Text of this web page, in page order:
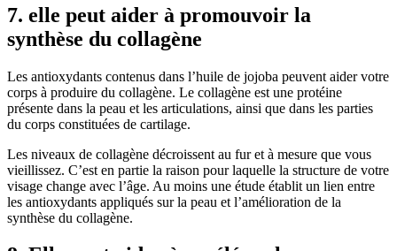
7. elle peut aider à promouvoir la
synthèse du collagène
Les antioxydants contenus dans l’huile de jojoba peuvent aider votre
corps à produire du collagène. Le collagène est une protéine
présente dans la peau et les articulations, ainsi que dans les parties
du corps constituées de cartilage.
Les niveaux de collagène décroissent au fur et à mesure que vous
vieillissez. C’est en partie la raison pour laquelle la structure de votre
visage change avec l’âge. Au moins une étude établit un lien entre
les antioxydants appliqués sur la peau et l’amélioration de la
synthèse du collagène.